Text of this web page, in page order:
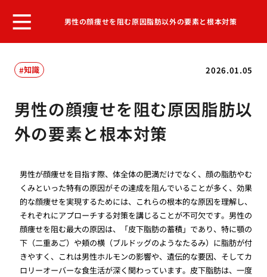
男性の顔痩せを阻む原因脂肪以外の要素と根本対策
2026.01.05
知識
男性の顔痩せを阻む原因脂肪以
外の要素と根本対策
男性が顔痩せを目指す際、体全体の肥満だけでなく、顔の脂肪やむ
くみといった特有の原因がその達成を阻んでいることが多く、効果
的な顔痩せを実現するためには、これらの根本的な原因を理解し、
それぞれにアプローチする対策を講じることが不可欠です。男性の
顔痩せを阻む最大の原因は、「皮下脂肪の蓄積」であり、特に顎の
下（二重あご）や頬の横（ブルドッグのようなたるみ）に脂肪が付
きやすく、これは男性ホルモンの影響や、遺伝的な要因、そしてカ
ロリーオーバーな食生活が深く関わっています。皮下脂肪は、一度